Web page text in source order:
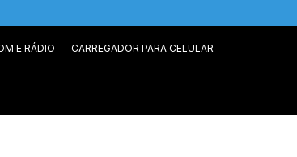
E RÁDIO CARREGADOR PARA CELULAR